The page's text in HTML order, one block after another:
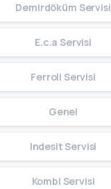
Demirdöküm Servisi
E.c.a Servisi
Ferroli Servisi
Genel
Indesit Servisi
Kombi Servisi